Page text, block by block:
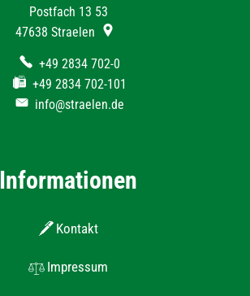
Postfach 13 53
47638 Straelen
+49 2834 702-0
+49 2834 702-101
info@straelen.de
Informationen
Kontakt
Impressum